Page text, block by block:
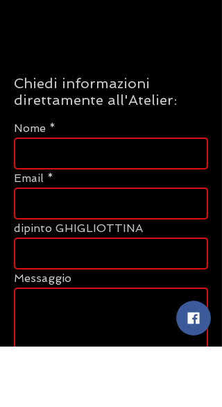
Chiedi informazioni
direttamente all'Atelier:
Nome
Email
dipinto GHIGLIOTTINA
Messaggio